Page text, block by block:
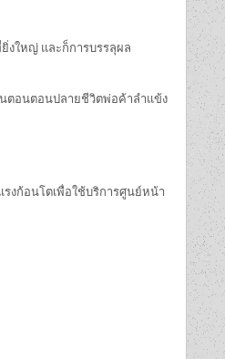
งใหญ่ และก็การบรรลุผล
นตอนตอนปลายชีวิตพ่อค้าลำแข้ง
รงก้อนโตเพื่อใช้บริการศูนย์หน้า